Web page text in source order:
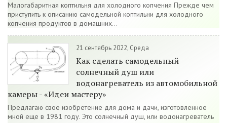
Малогабаритная коптильня для холодного копчения Прежде чем
приступить к описанию самодельной коптильни для холодного
копчения продуктов в домашних...
21 сентябрь 2022, Среда
Как сделать самодельный
солнечный душ или
водонагреватель из автомобильной
камеры - «Идеи мастеру»
Предлагаю свое изобретение для дома и дачи, изготовленное
мной еще в 1981 году. Это солнечный душ, или водонагреватель